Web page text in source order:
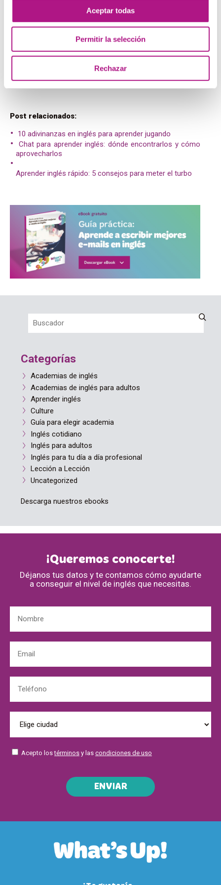
Aceptar todas
Permitir la selección
Rechazar
fácil de conseguir. Si lo consigues, ¡probablemente se
convierta en la experiencia de tu vida!
Después de leer estos consejos sobre realizar curso de
inglés intensivo viajando, cuéntanos, ¿a dónde estás
pensando ir? ¿Cuál es el destino que te ayudará a mejorar
tu inglés? ¡Cuéntanos!
Post relacionados:
10 adivinanzas en inglés para aprender jugando
Chat para aprender inglés: dónde encontrarlos y cómo
aprovecharlos
Aprender inglés rápido: 5 consejos para meter el turbo
Categorías
Academias de inglés
Academias de inglés para adultos
Aprender inglés
Culture
Guía para elegir academia
Inglés cotidiano
Inglés para adultos
Inglés para tu día a día profesional
Lección a Lección
Uncategorized
Descarga nuestros ebooks
¡Queremos conocerte!
Déjanos tus datos y te contamos cómo ayudarte
a conseguir el nivel de inglés que necesitas.
Acepto lostérminos y las condiciones de uso
ENVIAR